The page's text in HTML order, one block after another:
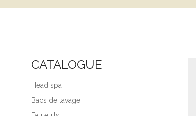
CATALOGUE
Head spa
Bacs de lavage